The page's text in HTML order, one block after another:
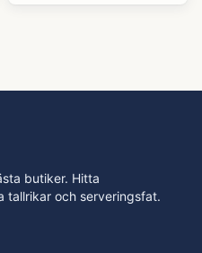
butiker. Hitta
tallrikar och serveringsfat.